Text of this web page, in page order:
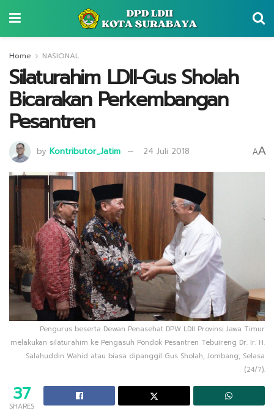
Home NASIONAL
Silaturahim LDII-Gus Sholah
Bicarakan Perkembangan
Pesantren
by Kontributor_Jatim 24 Juli 2018 AA
Pengurus beserta Dewan Penasehat DPW LDII Provinsi Jawa Timur
melakukan silaturahim ke Pengasuh Pondok Pesantren Tebuireng Dr. Ir. H.
Salahuddin Wahid atau biasa dipanggil Gus Sholah, Jombang, Selasa
(24/7).
37
SHARES